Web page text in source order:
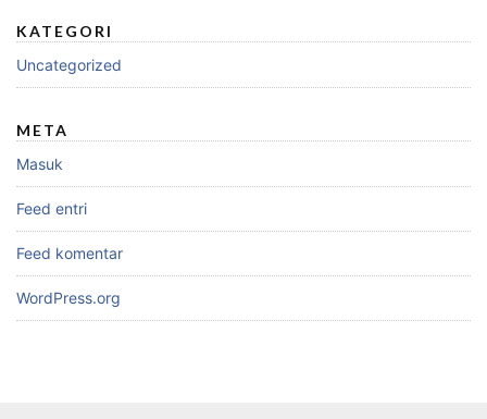
KATEGORI
Uncategorized
META
Masuk
Feed entri
Feed komentar
WordPress.org